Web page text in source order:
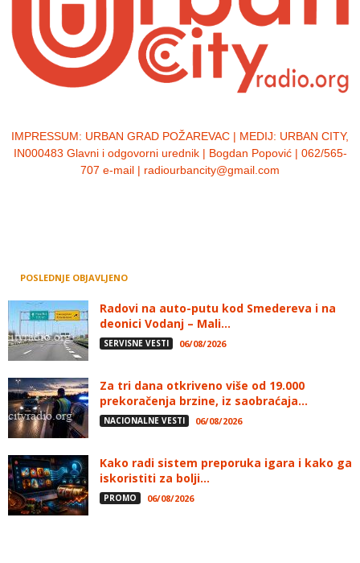
IMPRESSUM: URBAN GRAD POŽAREVAC | MEDIJ: URBAN CITY,
IN000483 Glavni i odgovorni urednik | Bogdan Popović | 062/565-
707 e-mail | radiourbancity@gmail.com
POSLEDNJE OBJAVLJENO
Radovi na auto-putu kod Smedereva i na
deonici Vodanj – Mali...
SERVISNE VESTI 06/08/2026
Za tri dana otkriveno više od 19.000
prekoračenja brzine, iz saobraćaja...
NACIONALNE VESTI 06/08/2026
Kako radi sistem preporuka igara i kako ga
iskoristiti za bolji...
PROMO 06/08/2026